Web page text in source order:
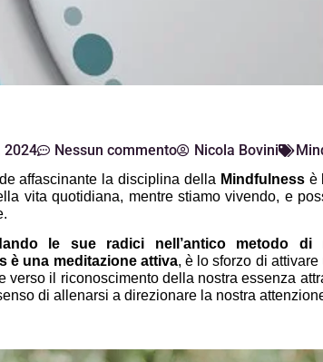
2024 Nessun commento Nicola Bovini
affascinante la disciplina della Mindfulness è
vita quotidiana, mentre stiamo vivendo, e
le sue radici nell’antico metodo di
è una meditazione attiva, è lo sforzo di
verso il riconoscimento della nostra essenza
di allenarsi a direzionare la nostra